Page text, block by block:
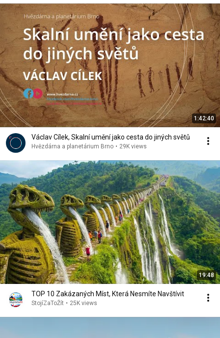
1:42:40
Václav Cílek, Skalní umění jako cesta do jiných světů
Hvězdárna a planetárium Brno • 29K views
19:48
TOP 10 Zakázaných Míst, Která Nesmíte Navštívit
StojíZaToŽít • 25K views